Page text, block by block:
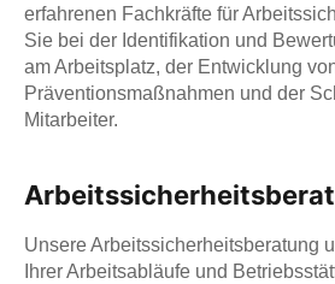
erfahrenen Fachkräfte für
Sie bei der Identifikation und
am Arbeitsplatz, der Entwicklung
Präventionsmaßnahmen und der
Mitarbeiter.
Unsere Arbeitssicherheitsberatung
Ihrer Arbeitsabläufe und